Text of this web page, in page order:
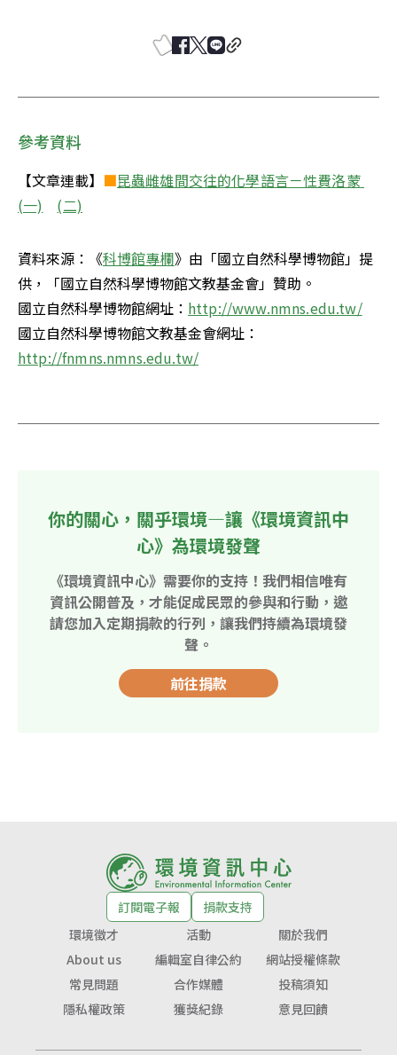
參考資料
【文章連載】 ■昆蟲雌雄間交往的化學語言－性費洛蒙
(一)
(二)
資料來源：《科博館專欄》由「國立自然科學博物館」提
供，「國立自然科學博物館文教基金會」贊助。
國立自然科學博物館網址： http://www.nmns.edu.tw/
國立自然科學博物館文教基金會網址：
http://fnmns.nmns.edu.tw/
你的關心，關乎環境—讓《環境資訊中
心》為環境發聲
《環境資訊中心》需要你的支持！我們相信唯有
資訊公開普及，才能促成民眾的參與和行動，邀
請您加入定期捐款的行列，讓我們持續為環境發
聲。
前往捐款
訂閱電子報
捐款支持
環境徵才
活動
關於我們
About us
編輯室自律公約
網站授權條款
常見問題
合作媒體
投稿須知
隱私權政策
獲獎紀錄 意見回饋